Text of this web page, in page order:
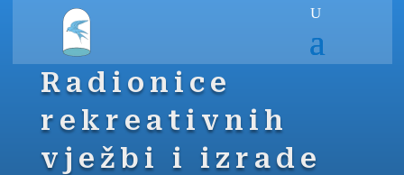
Radionice
rekreativnih
vježbi i izrade